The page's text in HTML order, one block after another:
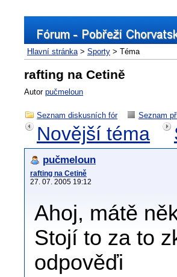
Hlavní stránka> Sporty > Téma
rafting na Cetině
Autor pučmeloun
Seznam diskusních fór Seznam
Novější téma
pučmeloun
rafting na Cetině
27. 07. 2005 19:12
Ahoj, mátě
Stojí to za to
odpověďi